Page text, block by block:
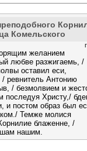
Комельского
желанием
любве разжигаемь, /
оставил еси,
/ ревнитель Антонию
/ безмолвием и
последуя Христу,/
и постом образ был
Темже молися
блаженне, /
нашим.